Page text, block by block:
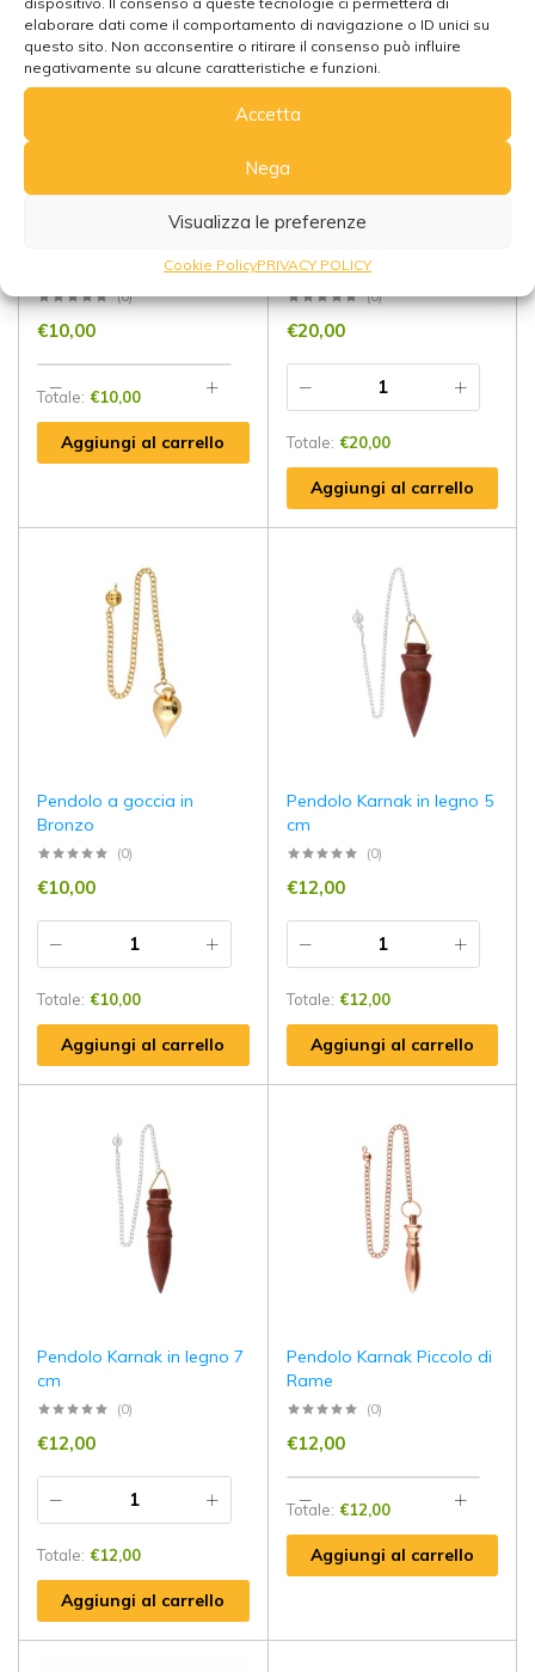
elaborare dati come il comportamento di navigazione o ID unici su
questo sito. Non acconsentire o ritirare il consenso può influire
negativamente su alcune caratteristiche e funzioni.
Accetta
Nega
Visualizza le preferenze
Cookie PolicyPRIVACY POLICY
(0)
€10,00
Totale: €10,00
Aggiungi al carrello
in bronzo
(0)
€20,00
Totale: €20,00
Aggiungi al carrello
Pendolo a goccia in
Bronzo
(0)
€10,00
Totale: €10,00
Aggiungi al carrello
Pendolo Karnak in legno 5
cm
(0)
€12,00
Totale: €12,00
Aggiungi al carrello
Pendolo Karnak in legno 7
cm
(0)
€12,00
Totale: €12,00
Aggiungi al carrello
Pendolo Karnak Piccolo di
Rame
(0)
€12,00
Totale: €12,00
Aggiungi al carrello